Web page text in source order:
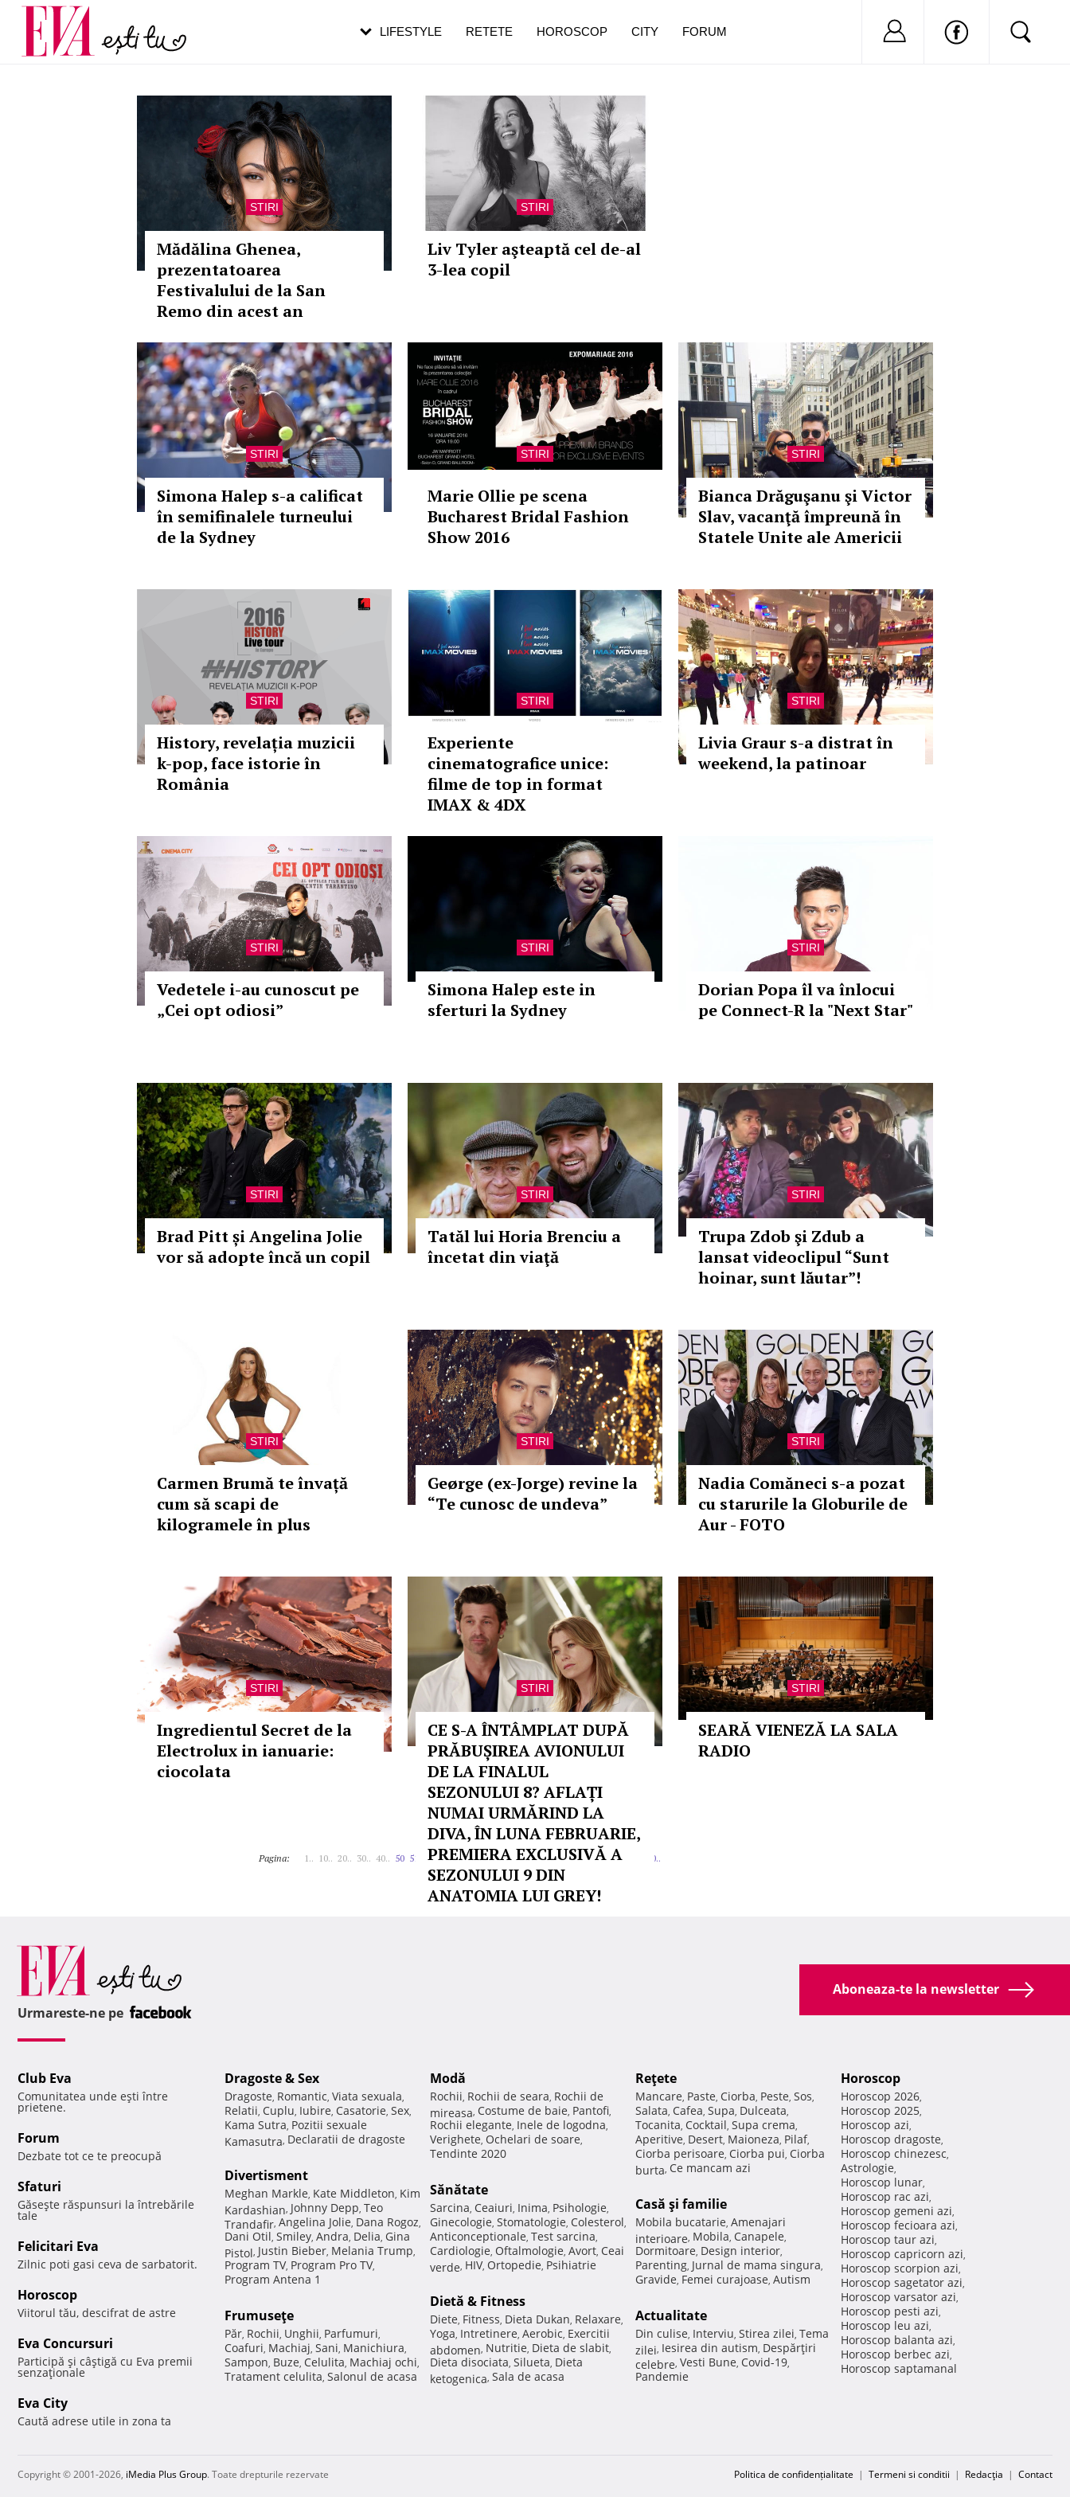
STIRI
Mădălina Ghenea,
prezentatoarea
Festivalului de la San
Remo din acest an
STIRI
Liv Tyler aşteaptă cel de-al
3-lea copil
STIRI
Simona Halep s-a calificat
în semifinalele turneului
de la Sydney
STIRI
Marie Ollie pe scena
Bucharest Bridal Fashion
Show 2016
STIRI
Bianca Drăguşanu şi Victor
Slav, vacanţă împreună în
Statele Unite ale Americii
STIRI
History, revelația muzicii
k-pop, face istorie în
România
STIRI
Experiente
cinematografice unice:
filme de top in format
IMAX & 4DX
STIRI
Livia Graur s-a distrat în
weekend, la patinoar
STIRI
Vedetele i-au cunoscut pe
„Cei opt odiosi”
STIRI
Simona Halep este in
sferturi la Sydney
STIRI
Dorian Popa îl va înlocui
pe Connect-R la "Next Star"
STIRI
Brad Pitt și Angelina Jolie
vor să adopte încă un copil
STIRI
Tatăl lui Horia Brenciu a
încetat din viaţă
STIRI
Trupa Zdob şi Zdub a
lansat videoclipul “Sunt
hoinar, sunt lăutar”!
STIRI
Carmen Brumă te învață
cum să scapi de
kilogramele în plus
STIRI
Geørge (ex-Jorge) revine la
“Te cunosc de undeva”
STIRI
Nadia Comăneci s-a pozat
cu starurile la Globurile de
Aur - FOTO
STIRI
Ingredientul Secret de la
Electrolux in ianuarie:
ciocolata
STIRI
CE S-A ÎNTÂMPLAT DUPĂ
PRĂBUȘIREA AVIONULUI
DE LA FINALUL
SEZONULUI 8? AFLAȚI
NUMAI URMĂRIND LA
DIVA, ÎN LUNA FEBRUARIE,
PREMIERA EXCLUSIVĂ A
SEZONULUI 9 DIN
ANATOMIA LUI GREY!
STIRI
SEARĂ VIENEZĂ LA SALA
RADIO
Pagina: 1.. 10.. 20.. 30.. 40.. 50 51 52 53 54 55 56 57 58 59 60.. 70.. 80.. 90.. 100.. 200..
LIFESTYLE RETETE HOROSCOP CITY FORUM Nu ai cont?
Carieră
Actualitate
pe măsură ce înaintezi în vârstă
de dureroasă este investigația
Aboneaza-te la newsletter
Urmareste-ne pe
Club Eva
Comunitatea unde eşti între
prietene.
Forum
Dezbate tot ce te preocupă
Sfaturi
Găseşte răspunsuri la întrebările
tale
Felicitari Eva
Zilnic poti gasi ceva de sarbatorit.
Horoscop
Viitorul tău, descifrat de astre
Eva Concursuri
Participă şi câştigă cu Eva premii
senzaţionale
Eva City
Caută adrese utile in zona ta
Dragoste & Sex
Dragoste, Romantic, Viata sexuala,
Relatii, Cuplu, Iubire, Casatorie, Sex,
Kama Sutra, Pozitii sexuale
Kamasutra, Declaratii de dragoste
Divertisment
Meghan Markle, Kate Middleton, Kim
Kardashian, Johnny Depp, Teo
Trandafir, Angelina Jolie, Dana Rogoz,
Dani Otil, Smiley, Andra, Delia, Gina
Pistol, Justin Bieber, Melania Trump,
Program TV, Program Pro TV,
Program Antena 1
Frumuseţe
Păr, Rochii, Unghii, Parfumuri,
Coafuri, Machiaj, Sani, Manichiura,
Sampon, Buze, Celulita, Machiaj ochi,
Tratament celulita, Salonul de acasa
Modă
Rochii, Rochii de seara, Rochii de
mireasa, Costume de baie, Pantofi,
Rochii elegante, Inele de logodna,
Verighete, Ochelari de soare,
Tendinte 2020
Sănătate
Sarcina, Ceaiuri, Inima, Psihologie,
Ginecologie, Stomatologie, Colesterol,
Anticonceptionale, Test sarcina,
Cardiologie, Oftalmologie, Avort, Ceai
verde, HIV, Ortopedie, Psihiatrie
Dietă & Fitness
Diete, Fitness, Dieta Dukan, Relaxare,
Yoga, Intretinere, Aerobic, Exercitii
abdomen, Nutritie, Dieta de slabit,
Dieta disociata, Silueta, Dieta
ketogenica, Sala de acasa
Reţete
Mancare, Paste, Ciorba, Peste, Sos,
Salata, Cafea, Supa, Dulceata,
Tocanita, Cocktail, Supa crema,
Aperitive, Desert, Maioneza, Pilaf,
Ciorba perisoare, Ciorba pui, Ciorba
burta, Ce mancam azi
Casă şi familie
Mobila bucatarie, Amenajari
interioare, Mobila, Canapele,
Dormitoare, Design interior,
Parenting, Jurnal de mama singura,
Gravide, Femei curajoase, Autism
Actualitate
Din culise, Interviu, Stirea zilei, Tema
zilei, Iesirea din autism, Despărţiri
celebre, Vesti Bune, Covid-19,
Pandemie
Horoscop
Horoscop 2026,
Horoscop 2025,
Horoscop azi,
Horoscop dragoste,
Horoscop chinezesc,
Astrologie,
Horoscop lunar,
Horoscop rac azi,
Horoscop gemeni azi,
Horoscop fecioara azi,
Horoscop taur azi,
Horoscop capricorn azi,
Horoscop scorpion azi,
Horoscop sagetator azi,
Horoscop varsator azi,
Horoscop pesti azi,
Horoscop leu azi,
Horoscop balanta azi,
Horoscop berbec azi,
Horoscop saptamanal
Copyright © 2001-2026, iMedia Plus Group. Toate drepturile rezervate Politica de confidențialitate | Termeni si conditii | Redacţia | Contact